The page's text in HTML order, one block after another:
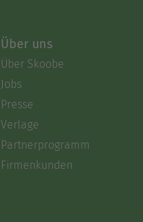
Über uns
Über Skoobe
Jobs
Presse
Verlage
Partnerprogramm
Firmenkunden